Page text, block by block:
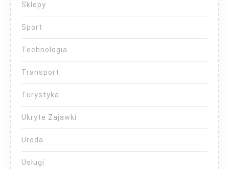
Sklepy
Sport
Technologia
Transport
Turystyka
Ukryte Zajawki
Uroda
Usługi